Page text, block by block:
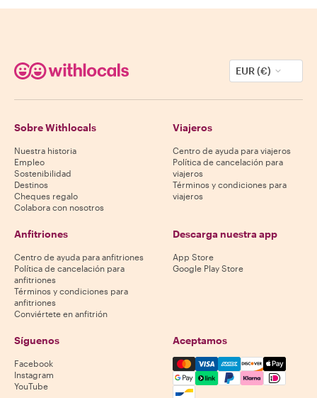
EUR (€)
Sobre Withlocals
Nuestra historia
Empleo
Sostenibilidad
Destinos
Cheques regalo
Colabora con nosotros
Viajeros
Centro de ayuda para viajeros
Política de cancelación para
viajeros
Términos y condiciones para
viajeros
Anfitriones
Centro de ayuda para anfitriones
Política de cancelación para
anfitriones
Términos y condiciones para
anfitriones
Conviértete en anfitrión
Descarga nuestra app
App Store
Google Play Store
Síguenos
Facebook
Instagram
YouTube
Aceptamos
Mastercard, Visa, Amex,